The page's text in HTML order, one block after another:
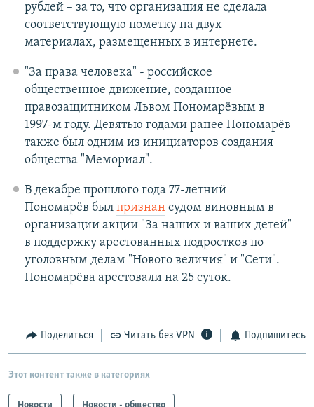
рублей – за то, что организация не сделала
соответствующую пометку на двух
материалах, размещенных в интернете.
"За права человека" - российское
общественное движение, созданное
правозащитником Львом Пономарёвым в
1997-м году. Девятью годами ранее Пономарёв
также был одним из инициаторов создания
общества "Мемориал".
В декабре прошлого года 77-летний
Пономарёв был признансудом виновным в
организации акции "За наших и ваших детей"
в поддержку арестованных подростков по
уголовным делам "Нового величия" и "Сети".
Пономарёва арестовали на 25 суток.
Поделиться Читать без VPN Подпишитесь
Этот контент также в категориях